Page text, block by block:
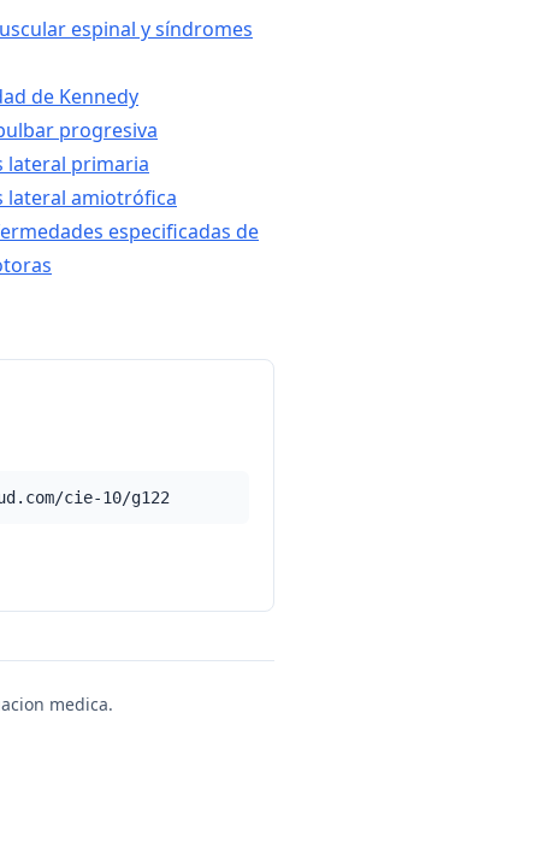
espinal y síndromes
de Kennedy
progresiva
lateral primaria
lateral amiotrófica
especificadas de
cie-10/g122
medica.